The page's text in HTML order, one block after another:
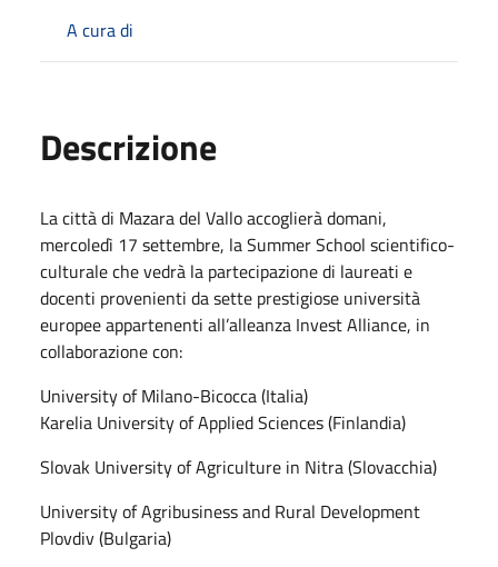
A cura di
Descrizione
La città di Mazara del Vallo accoglierà domani,
mercoledì 17 settembre, la Summer School scientifico-
culturale che vedrà la partecipazione di laureati e
docenti provenienti da sette prestigiose università
europee appartenenti all’alleanza Invest Alliance, in
collaborazione con:
University of Milano-Bicocca (Italia)
Karelia University of Applied Sciences (Finlandia)
Slovak University of Agriculture in Nitra (Slovacchia)
University of Agribusiness and Rural Development
Plovdiv (Bulgaria)